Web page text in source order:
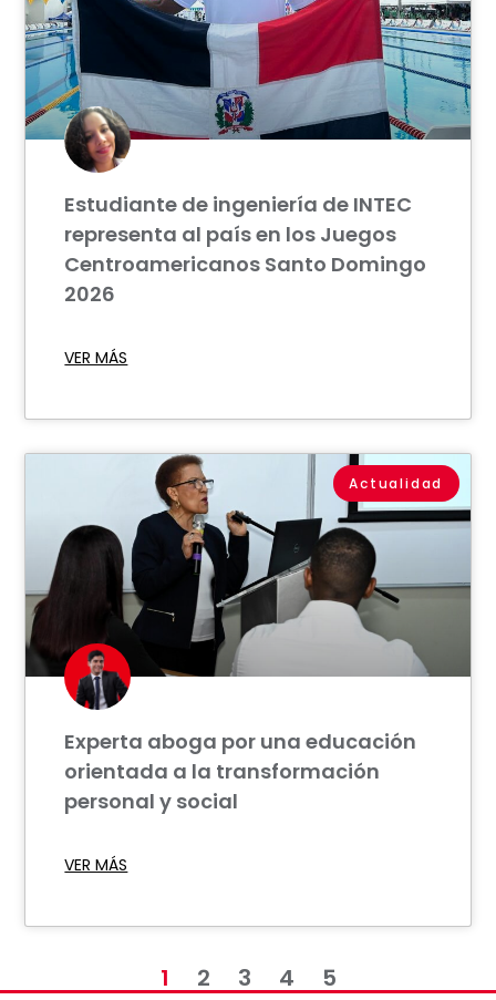
Estudiante de ingeniería de INTEC
representa al país en los Juegos
Centroamericanos Santo Domingo
2026
VER MÁS
Actualidad
Experta aboga por una educación
orientada a la transformación
personal y social
VER MÁS
1 2 3 4 5